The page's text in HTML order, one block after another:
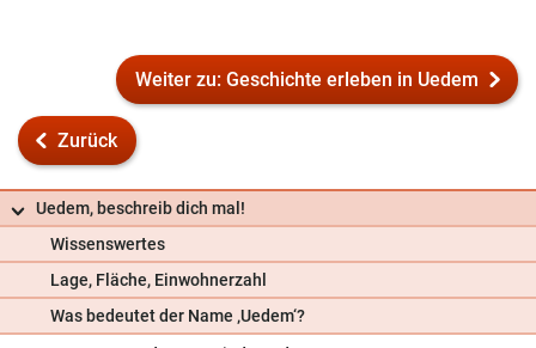
Zurück
Weiter zu: Geschichte erleben in Uedem
Uedem, beschreib dich mal!
Wissenswertes
Lage, Fläche, Einwohnerzahl
Was bedeutet der Name ‚Uedem‘?